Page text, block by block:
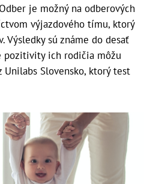
je možný na odberových
výjazdového tímu, ktorý
Výsledky sú známe do desať
pozitivity ich rodičia môžu
Slovensko, ktorý test